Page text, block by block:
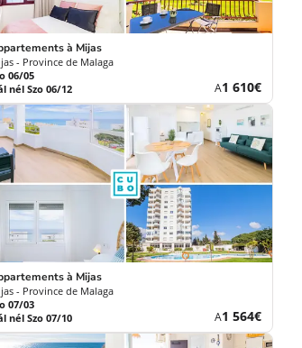
à Mijas
- Province de Malaga
06/05
nél Szo 06/12
AÚj
ár
1 610€
à Mijas
- Province de Malaga
07/03
nél Szo 07/10
AÚj
ár
1 564€